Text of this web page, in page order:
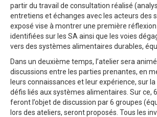
partir du travail de consultation réalisé
entretiens et échanges avec les acteurs des
exposé vise à montrer une première
identifiées sur les SA ainsi que les voies
vers des systèmes alimentaires durables,
Dans un deuxième temps, l’atelier sera
discussions entre les parties prenantes, en
leurs connaissances et leur expérience, sur
défis liés aux systèmes alimentaires. Sur ce,
feront l’objet de discussion par 6 groupes
lors des ateliers, seront proposés. Tous les